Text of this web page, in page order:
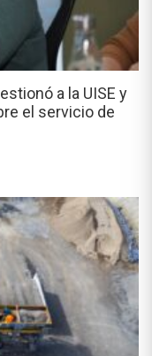
a la UISE y
el servicio de